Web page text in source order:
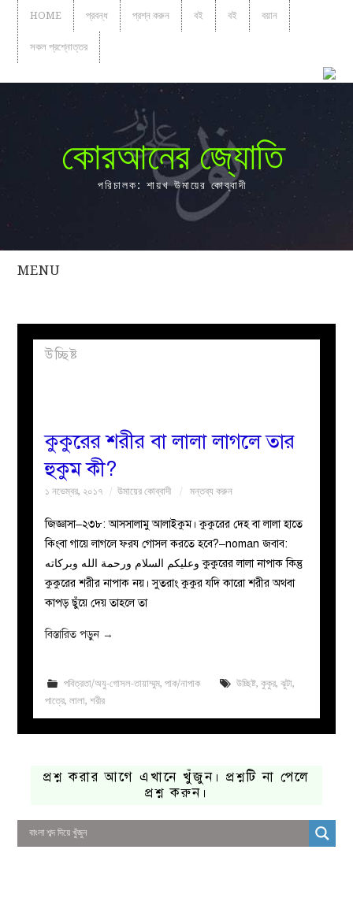
HOME প্রবন্ধ প্রশ্ন করুন বই বই বয়ান
সকল প্রশ্নোত্তর
কোরআনের জ্যোতি
পরিচালক: শায়খ উমায়ের কোব্বাদী
MENU
সকল
প্রবন্ধ
পাতা
মজলিস
প্রশ্ন
করুন
উচ্ছিষ্ট
কুকুরের শরীর বা লালা লাগলে তার
হুকুম কী?
১ নভেম্বর, ২০১৭ উমায়ের কোব্বাদী মন্তব্য করুন
জিজ্ঞাসা–২৩৮: আসসালামু আলাইকুম। কুকুরের দেহ বা লালা হাতে
কিংবা গায়ে লাগলে ফরয গোসল করতে হবে?–noman জবাব:
وعليكم السلام ورحمة الله وبركاته কুকুরের লালা নাপাক কিন্তু
কুকুরের শরীর নাপাক নয়। সুতরাং কুকুর যদি কারো শরীর অথবা
কাপড় ছুঁয়ে দেয় তাহলে তা
বিস্তারিত পড়ুন →
পবিত্রতা/অযু-গোসল-তায়াম্মুম, পাক/নাপাক উচ্ছিষ্ট, কুকুর, ঝুটা,
পাত্রে,লালা,শরীর
প্রশ্ন করার আগে এখানে খুঁজুন। প্রশ্নটি না পেলে
প্রশ্ন করুন।